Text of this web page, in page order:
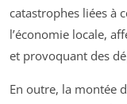
catastrophes liées à
l’économie locale,
et provoquant des
En outre, la montée